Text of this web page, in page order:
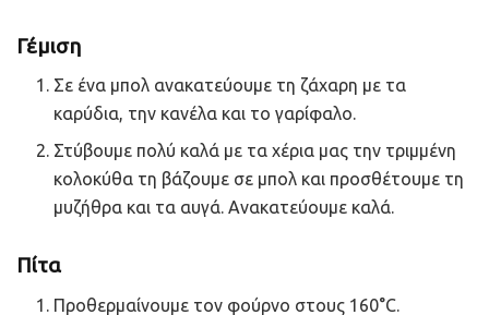
Γέμιση
Σε ένα μπολ ανακατεύουμε τη ζάχαρη με τα
καρύδια, την κανέλα και το γαρίφαλο.
Στύβουμε πολύ καλά με τα χέρια μας την τριμμένη
κολοκύθα τη βάζουμε σε μπολ και προσθέτουμε τη
μυζήθρα και τα αυγά. Ανακατεύουμε καλά.
Πίτα
Προθερμαίνουμε τον φούρνο στους 160°C.